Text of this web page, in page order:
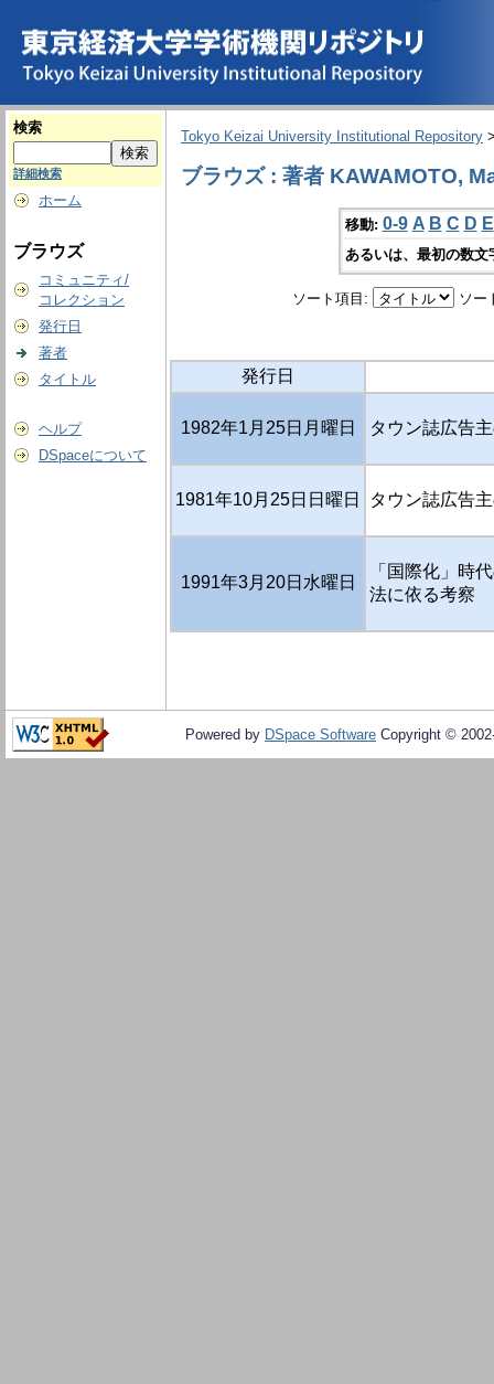
検索
詳細検索
ホーム
ブラウズ
コミュニティ/
コレクション
発行日
著者
タイトル
ヘルプ
DSpaceについて
Tokyo Keizai University Institutional Repository
ブラウズ : 著者 KAWAMOTO,
移動: 0-9 A B C D E
あるいは、最初の数
ソート項目: ソー
発行日
1982年1月25日月曜日 タウン誌広告
1981年10月25日日曜日 タウン誌広告
1991年3月20日水曜日
「国際化」時
法に依る考察
Powered by DSpace Software Copyright ©